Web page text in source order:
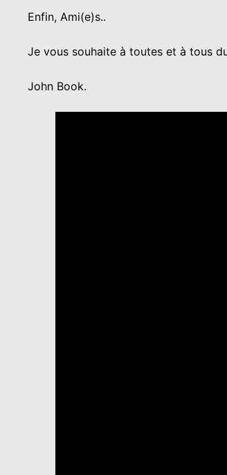
Enfin, Ami(e)s..
Je vous souhaite à toutes et à tous
John Book.